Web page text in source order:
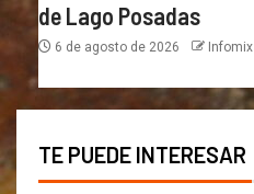
de Lago Posadas
6 de agosto de 2026 Infomix
TE PUEDE INTERESAR